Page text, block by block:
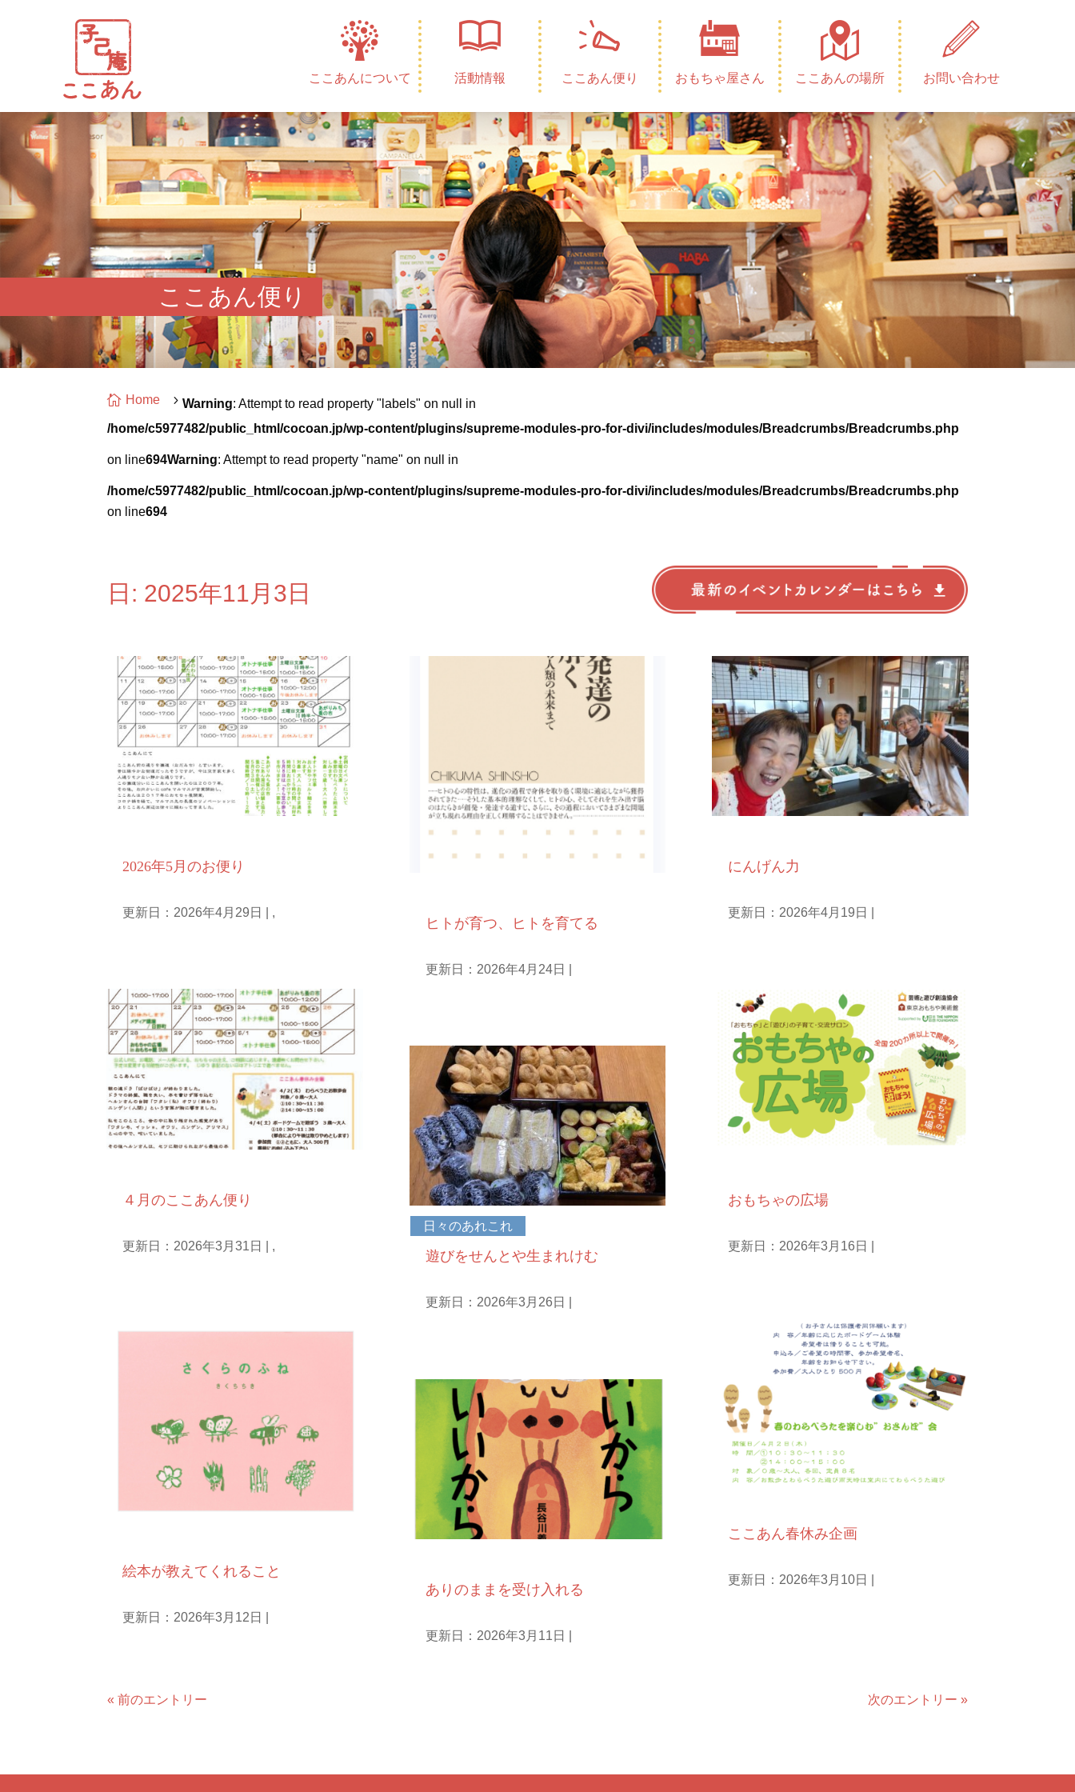
ここあんについて 活動情報 ここあん便り おもちゃ屋さん ここあんの場所 お問い合わせ
ここあん便り
 Home 5Warning: Attempt to read property "labels" on null in
/home/c5977482/public_html/cocoan.jp/wp-content/plugins/supreme-modules-pro-for-divi/includes/modules/Breadcrumbs/Breadcrumbs.php
on line694Warning: Attempt to read property "name" on null in
/home/c5977482/public_html/cocoan.jp/wp-content/plugins/supreme-modules-pro-for-divi/includes/modules/Breadcrumbs/Breadcrumbs.php
on line694
日: 2025年11月3日
2026年5月のお便り
更新日：2026年4月29日 ,
４月のここあん便り
更新日：2026年3月31日 ,
絵本が教えてくれること
更新日：2026年3月12日
ヒトが育つ、ヒトを育てる
更新日：2026年4月24日
遊びをせんとや生まれけむ
更新日：2026年3月26日
日々のあれこれ
ありのままを受け入れる
更新日：2026年3月11日
にんげん力
更新日：2026年4月19日
おもちゃの広場
更新日：2026年3月16日
ここあん春休み企画
更新日：2026年3月10日
« 前のエントリー 次のエントリー »